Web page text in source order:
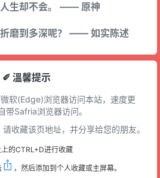
生却不会。 —— 原神
磨到多深呢？ —— 如实陈述
✐ 溫馨提示
软(Edge)浏览器访问本站，速度更
带Safria浏览器访问。
收藏该页地址，并分享给您的朋友。
的CTRL+D进行收藏
，然后添加到个人收藏或主屏幕。